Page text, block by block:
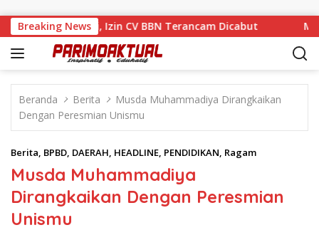
Breaking News
Sanksi, Izin CV BBN Terancam Dicabut
Beranda Berita
Musda Muhammadiya Dirangkaikan
Dengan Peresmian Unismu
Berita, BPBD, DAERAH, HEADLINE, PENDIDIKAN, Ragam
Musda Muhammadiya
Dirangkaikan Dengan Peresmian
Unismu